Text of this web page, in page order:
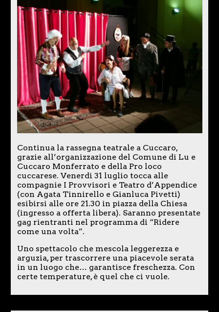
Continua la rassegna teatrale a Cuccaro,
grazie all’organizzazione del Comune di Lu e
Cuccaro Monferrato e della Pro loco
cuccarese. Venerdì 31 luglio tocca alle
compagnie I Provvisori e Teatro d’Appendice
(con Agata Tinnirello e Gianluca Pivetti)
esibirsi alle ore 21.30 in piazza della Chiesa
(ingresso a offerta libera). Saranno presentate
gag rientranti nel programma di “Ridere
come una volta”.
Uno spettacolo che mescola leggerezza e
arguzia, per trascorrere una piacevole serata
in un luogo che… garantisce freschezza. Con
certe temperature, è quel che ci vuole.